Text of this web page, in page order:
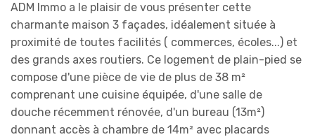
ADM Immo a le plaisir de vous présenter cette
charmante maison 3 façades, idéalement située à
proximité de toutes facilités ( commerces, écoles...) et
des grands axes routiers. Ce logement de plain-pied se
compose d'une pièce de vie de plus de 38 m²
comprenant une cuisine équipée, d'une salle de
douche récemment rénovée, d'un bureau (13m²)
donnant accès à chambre de 14m² avec placards